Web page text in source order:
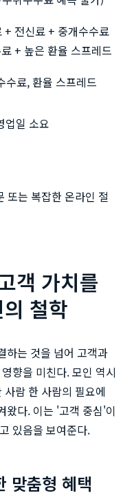
+ 전신료 + 중개수수료
+ 높은 환율 스프레드
수료, 환율 스프레드
업일 소요
또는 복잡한 온라인 절
객 가치를
철학
하는 것을 넘어 고객과
향을 미친다. 모인 역시
람 한 사람의 필요에
왔다. 이는 '고객 중심'이
있음을 보여준다.
맞춤형 혜택